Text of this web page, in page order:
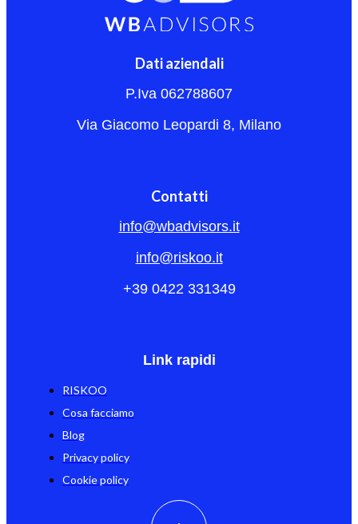
Dati aziendali
P.Iva 062788607
Via Giacomo Leopardi 8, Milano
Contatti
info@wbadvisors.it
info@riskoo.it
+39 0422 331349
Link rapidi
RISKOO
Cosa facciamo
Blog
Privacy policy
Cookie policy